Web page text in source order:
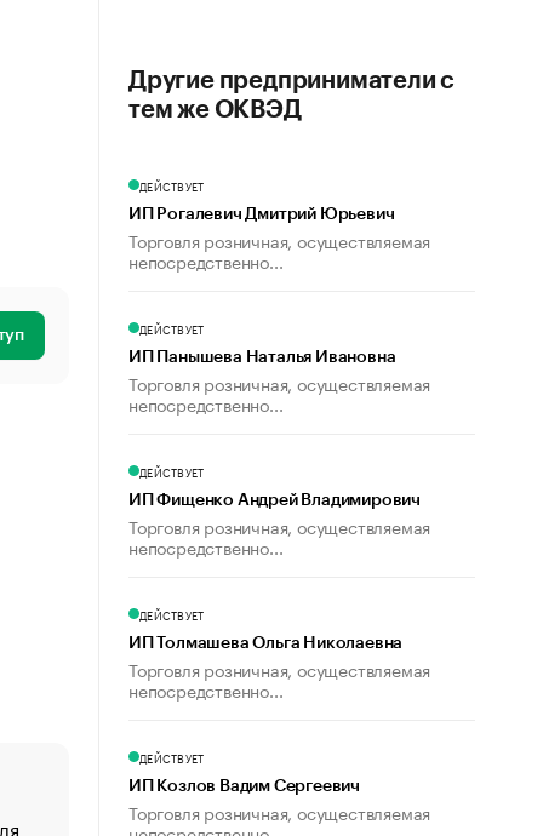
«От спорта тело стареет иначе». Как живет глава
Другие предприниматели с
тем же ОКВЭД
ДЕЙСТВУЕТ
ИП Рогалевич Дмитрий Юрьевич
Торговля розничная, осуществляемая
непосредственно...
ДЕЙСТВУЕТ
ИП Панышева Наталья Ивановна
Торговля розничная, осуществляемая
непосредственно...
ДЕЙСТВУЕТ
ИП Фищенко Андрей Владимирович
Торговля розничная, осуществляемая
непосредственно...
ДЕЙСТВУЕТ
ИП Толмашева Ольга Николаевна
Торговля розничная, осуществляемая
непосредственно...
ДЕЙСТВУЕТ
ИП Козлов Вадим Сергеевич
Торговля розничная, осуществляемая